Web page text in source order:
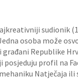
sudionik
osoba može
Republike
posjeduju profil na
Natječaja ili